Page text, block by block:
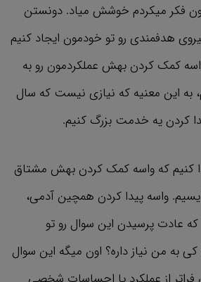
فکر میکردم خوشش میاد. دونستن
هدفمندی رو تو خودمون ایجاد کنیم
کمک کردن بهش عملکردمون رو به
به این معنیه که نیازی نیست که سال
کردن یه خدمت بزرگ کنیم.
کنیم که واسه کمک کردن بهش مشتاق
واسه پیدا کردن همچین آدمی،
که عادت پرسیدن این سوال رو تو
به من نیاز داره؟ اون میگه این سوال